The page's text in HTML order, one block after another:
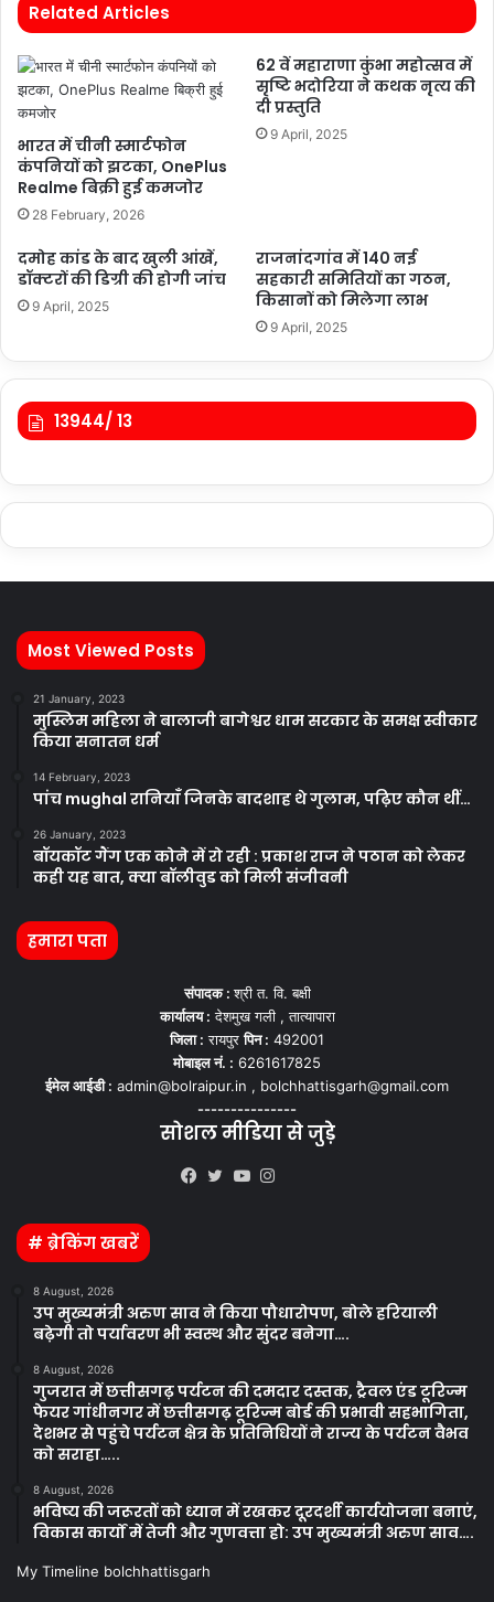
Related Articles
भारत में चीनी स्मार्टफोन
कंपनियों को झटका, OnePlus
Realme बिक्री हुई कमजोर
28 February, 2026
62 वें महाराणा कुंभा महोत्सव में
सृष्टि भदोरिया ने कथक नृत्य की
दी प्रस्तुति
9 April, 2025
दमोह कांड के बाद खुली आंखें,
डॉक्टरों की डिग्री की होगी जांच
9 April, 2025
राजनांदगांव में 140 नई
सहकारी समितियों का गठन,
किसानों को मिलेगा लाभ
9 April, 2025
13944/ 13
Most Viewed Posts
21 January, 2023
मुस्लिम महिला ने बालाजी बागेश्वर धाम सरकार के समक्ष स्वीकार
किया सनातन धर्म
14 February, 2023
पांच mughal रानियाँ जिनके बादशाह थे गुलाम, पढ़िए कौन थीं…
26 January, 2023
बॉयकॉट गैंग एक कोने में रो रही : प्रकाश राज ने पठान को लेकर
कही यह बात, क्या बॉलीवुड को मिली संजीवनी
हमारा पता
संपादक :श्री त. वि. बक्षी
कार्यालय : देशमुख गली , तात्यापारा
जिला : रायपुरपिन : 492001
मोबाइल नं. : 6261617825
ईमेल आईडी : admin@bolraipur.in , bolchhattisgarh@gmail.com
---------------
सोशल मीडिया से जुड़े
# ब्रेकिंग खबरें
8 August, 2026
उप मुख्यमंत्री अरुण साव ने किया पौधारोपण, बोले हरियाली
बढ़ेगी तो पर्यावरण भी स्वस्थ और सुंदर बनेगा….
8 August, 2026
गुजरात में छत्तीसगढ़ पर्यटन की दमदार दस्तक, ट्रैवल एंड टूरिज्म
फेयर गांधीनगर में छत्तीसगढ़ टूरिज्म बोर्ड की प्रभावी सहभागिता,
देशभर से पहुंचे पर्यटन क्षेत्र के प्रतिनिधियों ने राज्य के पर्यटन वैभव
को सराहा…..
8 August, 2026
भविष्य की जरूरतों को ध्यान में रखकर दूरदर्शी कार्ययोजना बनाएं,
विकास कार्यों में तेजी और गुणवत्ता हो: उप मुख्यमंत्री अरुण साव….
My Timeline bolchhattisgarh